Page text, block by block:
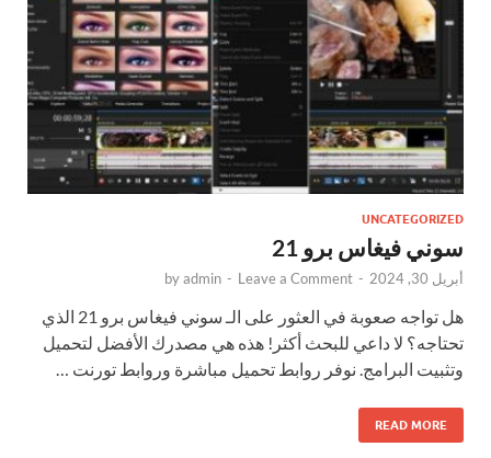
UNCATEGORIZED
سوني فيغاس برو 21
أبريل 30, 2024 -
byadmin - Leave a Comment
هل تواجه صعوبة في العثور على الـ سوني فيغاس برو 21 الذي
تحتاجه؟ لا داعي للبحث أكثر! هذه هي مصدرك الأفضل لتحميل
وتثبيت البرامج. نوفر روابط تحميل مباشرة وروابط تورنت …
READ MORE